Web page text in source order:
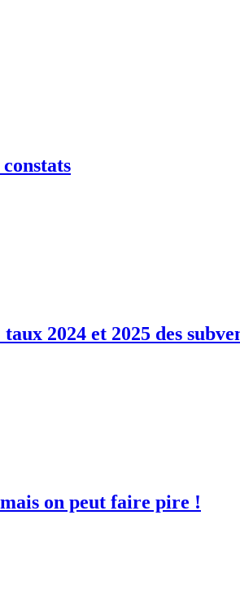
2024 et 2025 des
on peut faire pire !